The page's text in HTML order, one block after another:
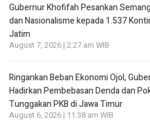
Gubernur Khofifah Pesankan
dan Nasionalisme kepada 1.537
Jatim
August 7, 2026 | 2:27 am WIB
Ringankan Beban Ekonomi Ojol,
Hadirkan Pembebasan Denda dan
Tunggakan PKB di Jawa Timur
August 6, 2026 | 11:38 am WIB